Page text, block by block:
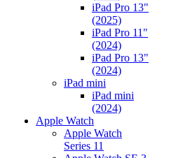
iPad Pro 13"
(2025)
iPad Pro 11"
(2024)
iPad Pro 13"
(2024)
iPad mini
iPad mini
(2024)
Apple Watch
Apple Watch
Series 11